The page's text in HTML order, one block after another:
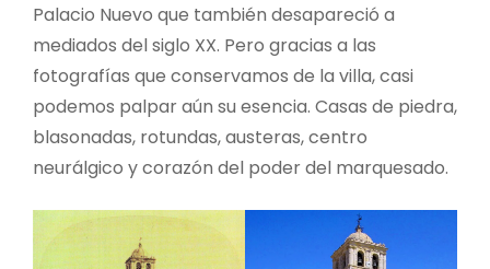
Palacio Nuevo que también desapareció a
mediados del siglo XX. Pero gracias a las
fotografías que conservamos de la villa, casi
podemos palpar aún su esencia. Casas de piedra,
blasonadas, rotundas, austeras, centro
neurálgico y corazón del poder del marquesado.